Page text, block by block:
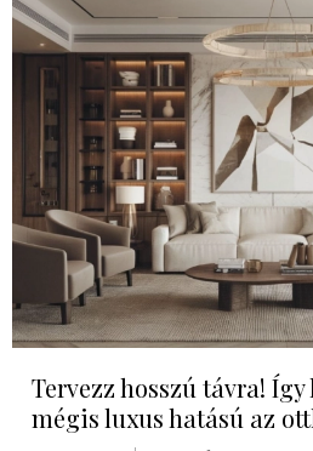
Tervezz hosszú távra!
mégis luxus hatású az